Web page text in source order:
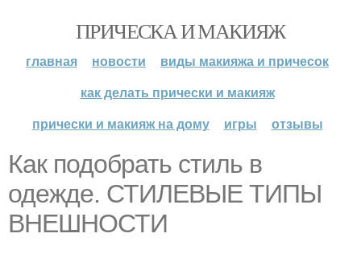
ПРИЧЕСКА И МАКИЯЖ
главная новости
виды макияжа и причесок
как делать прически и макияж
прически и макияж на дому
игры отзывы
Как подобрать стиль в
одежде. СТИЛЕВЫЕ ТИПЫ
ВНЕШНОСТИ